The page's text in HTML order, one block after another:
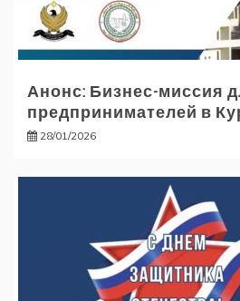
Анонс: Бизнес-миссия
предпринимателей в
28/01/2026